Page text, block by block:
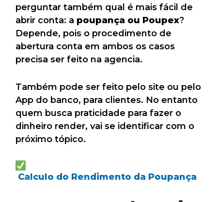
perguntar também qual é mais fácil de
abrir conta: a poupança ou Poupex?
Depende, pois o procedimento de
abertura conta em ambos os casos
precisa ser feito na agencia.
Também pode ser feito pelo site ou pelo
App do banco, para clientes. No entanto
quem busca praticidade para fazer o
dinheiro render, vai se identificar com o
próximo tópico.
Calculo do Rendimento da Poupança